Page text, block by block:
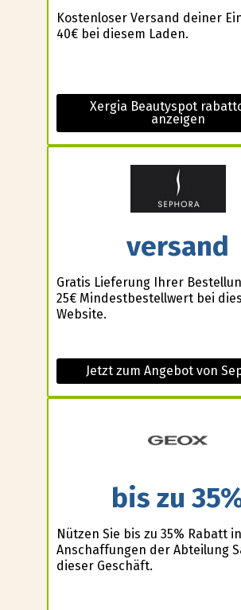
Kostenloser Versand deiner
40€ bei diesem Laden.
Xergia Beautyspot
anzeigen
versand
Gratis Lieferung Ihrer
25€ Mindestbestellwert bei
Website.
Jetzt zum Angebot von
bis zu
Nützen Sie bis zu 35% Rabatt
Anschaffungen der Abteilung
dieser Geschäft.